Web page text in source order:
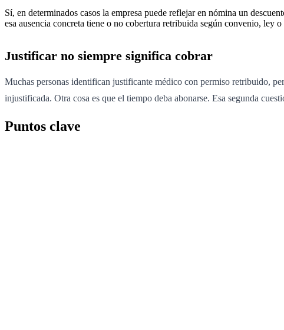
Sí, en determinados casos la empresa puede reflejar en nómina un
esa ausencia concreta tiene o no cobertura retribuida según convenio, ley
Justificar no siempre significa cobrar
Muchas personas identifican justificante médico con permiso retribuido,
injustificada. Otra cosa es que el tiempo deba abonarse. Esa segunda
Puntos clave